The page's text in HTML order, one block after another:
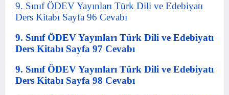
9. Sınıf ÖDEV Yayınları Türk Dili ve Edebiyatı
Ders Kitabı Sayfa 96 Cevabı
9. Sınıf ÖDEV Yayınları Türk Dili ve Edebiyatı
Ders Kitabı Sayfa 97 Cevabı
9. Sınıf ÖDEV Yayınları Türk Dili ve Edebiyatı
Ders Kitabı Sayfa 98 Cevabı